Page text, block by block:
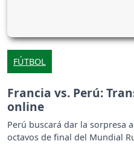
FÚTBOL
Francia vs. Perú:
online
Perú buscará dar la sorpresa
octavos de final del Mundial